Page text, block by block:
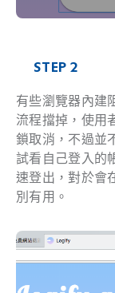
STEP 2
有些瀏覽器內建
流程擋掉，使用
鎖取消，不過並
試看自己登入的
速登出，對於會
別有用。